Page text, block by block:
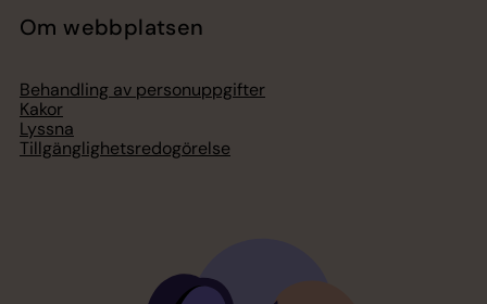
Om webbplatsen
Behandling av personuppgifter
Kakor
Lyssna
Tillgänglighetsredogörelse